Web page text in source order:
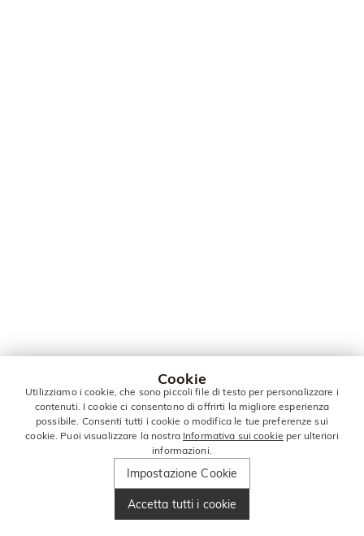
Cookie
Utilizziamo i cookie, che sono piccoli file di testo per personalizzare i
contenuti. I cookie ci consentono di offrirti la migliore esperienza
possibile. Consenti tutti i cookie o modifica le tue preferenze sui
cookie. Puoi visualizzare la nostra Informativa sui cookie per ulteriori
informazioni.
Impostazione Cookie
Accetta tutti i cookie